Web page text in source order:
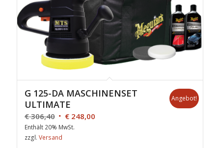
G 125-DA MASCHINENSET
ULTIMATE
€306,40 €248,00
Enthält 20% MwSt.
zzgl. Versand
Angebot!